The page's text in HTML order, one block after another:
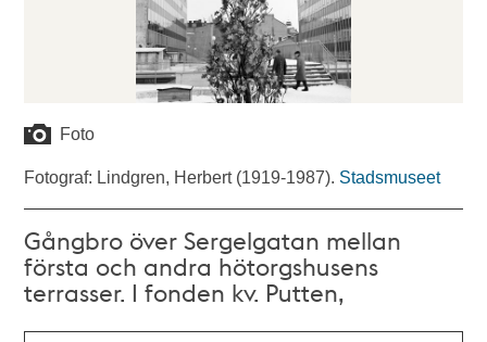
Foto
Fotograf: Lindgren, Herbert (1919-1987). Stadsmuseet
Gångbro över Sergelgatan mellan
första och andra hötorgshusens
terrasser. I fonden kv. Putten,